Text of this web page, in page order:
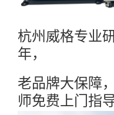
杭州威格专业
年，
老品牌大保障
师免费上门指导